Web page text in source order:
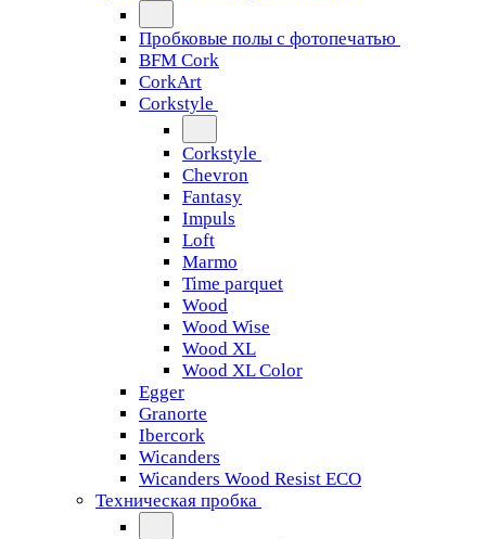
Пробковые полы с фотопечатью
BFM Cork
CorkArt
Corkstyle
Corkstyle
Chevron
Fantasy
Impuls
Loft
Marmo
Time parquet
Wood
Wood Wise
Wood XL
Wood XL Color
Egger
Granorte
Ibercork
Wicanders
Wicanders Wood Resist ECO
Техническая пробка